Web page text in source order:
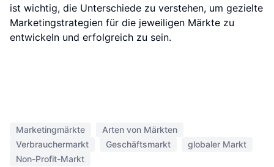
ist wichtig, die Unterschiede zu verstehen, um gezielte
Marketingstrategien für die jeweiligen Märkte zu
entwickeln und erfolgreich zu sein.
Marketingmärkte
Arten von Märkten
Verbrauchermarkt
Geschäftsmarkt
globaler Markt
Non-Profit-Markt